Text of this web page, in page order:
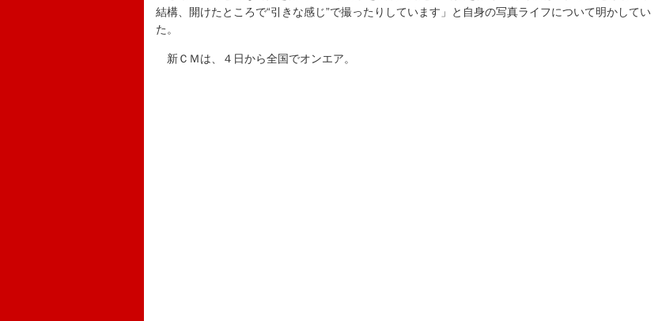
結構、開けたところで“引きな感じ”で撮ったりしています」と自身の写真ライフについて明かしてい
た。
新ＣＭは、４日から全国でオンエア。